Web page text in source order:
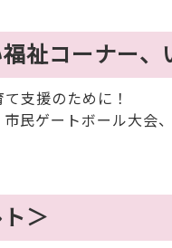
祉コーナー、
支援のために！
民ゲートボール大会
＞